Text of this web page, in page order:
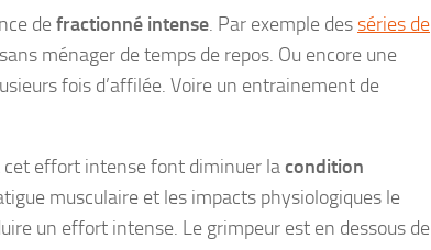
defractionné intense. Par exemple desséries de
ménager de temps de repos. Ou encore une
fois d’affilée. Voire un entrainement de
cet effort intense font diminuer lacondition
musculaire et les impacts physiologiques le
un effort intense. Le grimpeur est en dessous de